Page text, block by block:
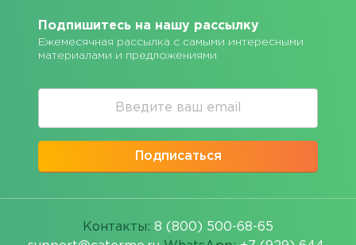
Подпишитесь на нашу рассылку
Ежемесячная рассылка с самыми интересными
материалами и предложениями
Подписаться
Контакты: 8 (800) 500-68-65